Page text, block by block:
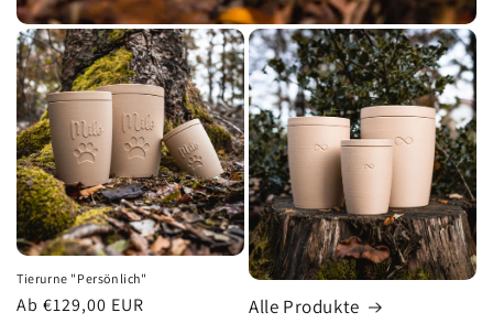
Tierurne "Persönlich"
Normaler
Ab €129,00 EUR Alle Produkte